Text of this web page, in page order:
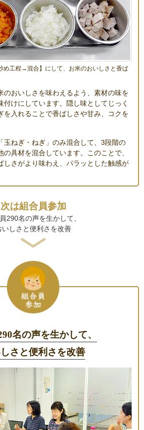
工程→混合】にして、お米のおいしさと香ば
のおいしさを味わえるよう、素材の味を
付けにしています。隠し味としてじっく
を入れることで香ばしさや甘み、コクを
玉ねぎ・ねぎ」のみ混合して、3段階の
具材を混合しています。このことで、
しさがより味わえ、パラッとした触感が
次は組合員参加
290名の声を生かして、
いしさと便利さを改善
名の声を生かして、
さと便利さを改善